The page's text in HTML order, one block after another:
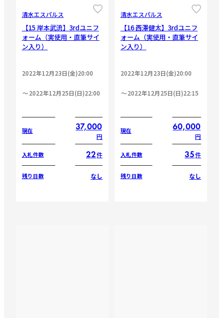
清水エスパルス
【15 岸本武流】3rdユニフ
ォーム（実使用・直筆サイ
ン入り）
2022年12月23日(金)20:00
2022年12月25日(日)22:00
現在 37,000
円
入札件数 22件
残り日数 なし
清水エスパルス
【16 西澤健太】3rdユニフ
ォーム（実使用・直筆サイ
ン入り）
2022年12月23日(金)20:00
2022年12月25日(日)22:15
現在 60,000
円
入札件数 35件
残り日数 なし